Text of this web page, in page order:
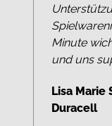
Minute
und uns
Lisa Marie
Duracell